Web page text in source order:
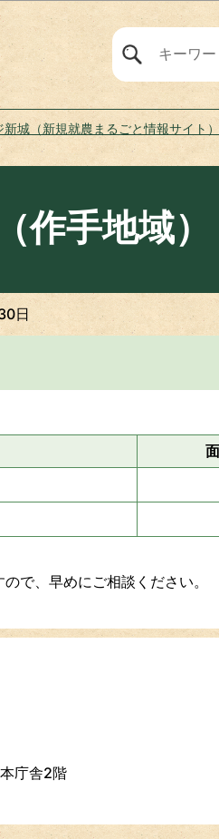
このペ
城（新規就農まるごと情報サイト）
作手地域）
日
で、早めにご相談ください。
庁舎2階